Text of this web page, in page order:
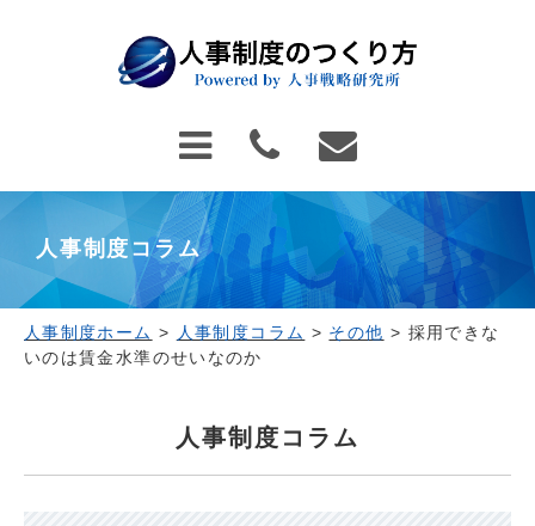
人事制度コラム
人事制度ホーム > 人事制度コラム > その他 > 採用できな
いのは賃金水準のせいなのか
人事制度コラム